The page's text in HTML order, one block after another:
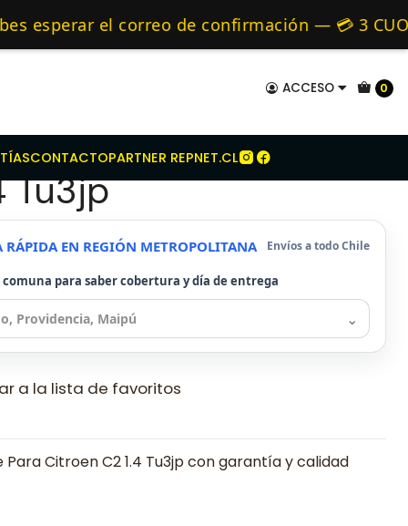
ACCESO 0
de confirmación — 💳 3 CUOTAS
CONTACTOPARTNER REPNET.CL
de 24 hrs hábiles.
Kit Embrague Para Citroen C2 1.4 Tu3jp
Para Citroen
Tu3jp
RÁPIDA EN REGIÓN METROPOLITANA Envíos a todo Chile
para saber cobertura y día de entrega
⌄
a la lista de favoritos
Para Citroen C2 1.4 Tu3jp con garantía y calidad